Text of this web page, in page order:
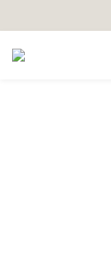
【官網獨家】
【官網獨家】